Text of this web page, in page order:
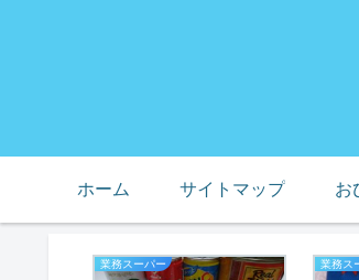
ホーム サイトマップ お
業務スーパー 業務ス